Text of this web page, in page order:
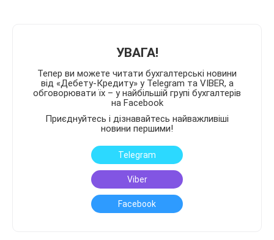
УВАГА!
Тепер ви можете читати бухгалтерські новини
від «Дебету-Кредиту» у Telegram та VIBER, а
обговорювати їх – у найбільшій групі бухгалтерів
на Facebook
Приєднуйтесь і дізнавайтесь найважливіші
новини першими!
Telegram
Viber
Facebook